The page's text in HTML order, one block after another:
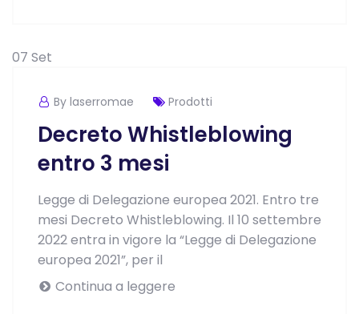
07 Set
By laserromae Prodotti
Decreto Whistleblowing
entro 3 mesi
Legge di Delegazione europea 2021. Entro tre
mesi Decreto Whistleblowing. Il 10 settembre
2022 entra in vigore la “Legge di Delegazione
europea 2021”, per il
Continua a leggere